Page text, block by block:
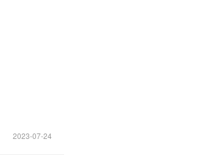
2023-07-24